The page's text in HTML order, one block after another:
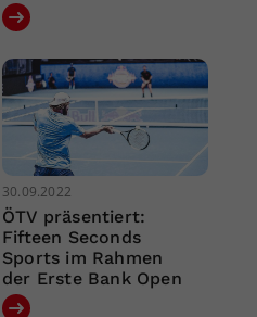
30.09.2022
ÖTV präsentiert:
Fifteen Seconds
Sports im Rahmen
der Erste Bank Open